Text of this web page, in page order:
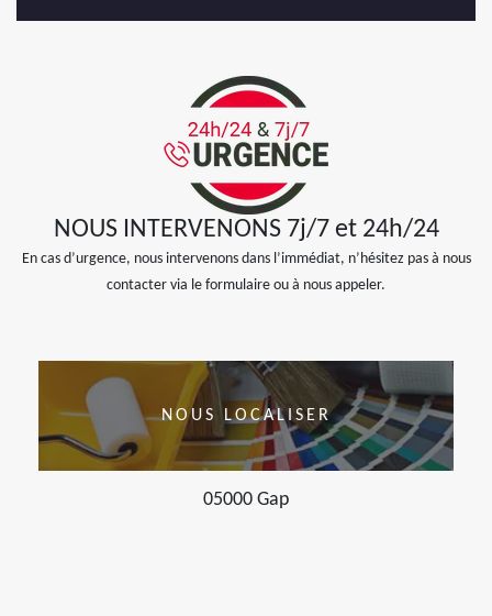
NOUS INTERVENONS 7j/7 et 24h/24
En cas d’urgence, nous intervenons dans l’immédiat, n’hésitez pas à nous
contacter via le formulaire ou à nous appeler.
NOUS LOCALISER
05000 Gap